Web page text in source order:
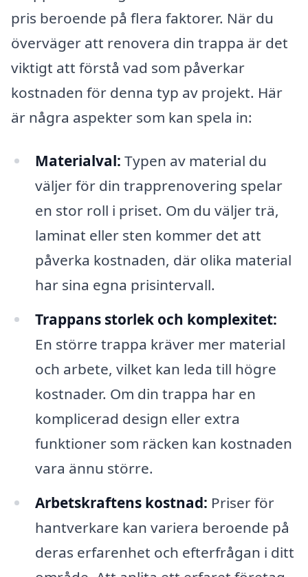
pris beroende på flera faktorer. När du
överväger att renovera din trappa är det
viktigt att förstå vad som påverkar
kostnaden för denna typ av projekt. Här
är några aspekter som kan spela in:
Materialval: Typen av material du
väljer för din trapprenovering spelar
en stor roll i priset. Om du väljer trä,
laminat eller sten kommer det att
påverka kostnaden, där olika material
har sina egna prisintervall.
Trappans storlek och komplexitet:
En större trappa kräver mer material
och arbete, vilket kan leda till högre
kostnader. Om din trappa har en
komplicerad design eller extra
funktioner som räcken kan kostnaden
vara ännu större.
Arbetskraftens kostnad: Priser för
hantverkare kan variera beroende på
deras erfarenhet och efterfrågan i ditt